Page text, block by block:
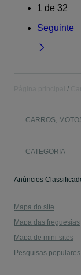
1 de 32
Seguinte
CARROS,
CATEGORIA
Mapa do site
Mapa das freguesias
Mapa de mini-sites
Pesquisas populares